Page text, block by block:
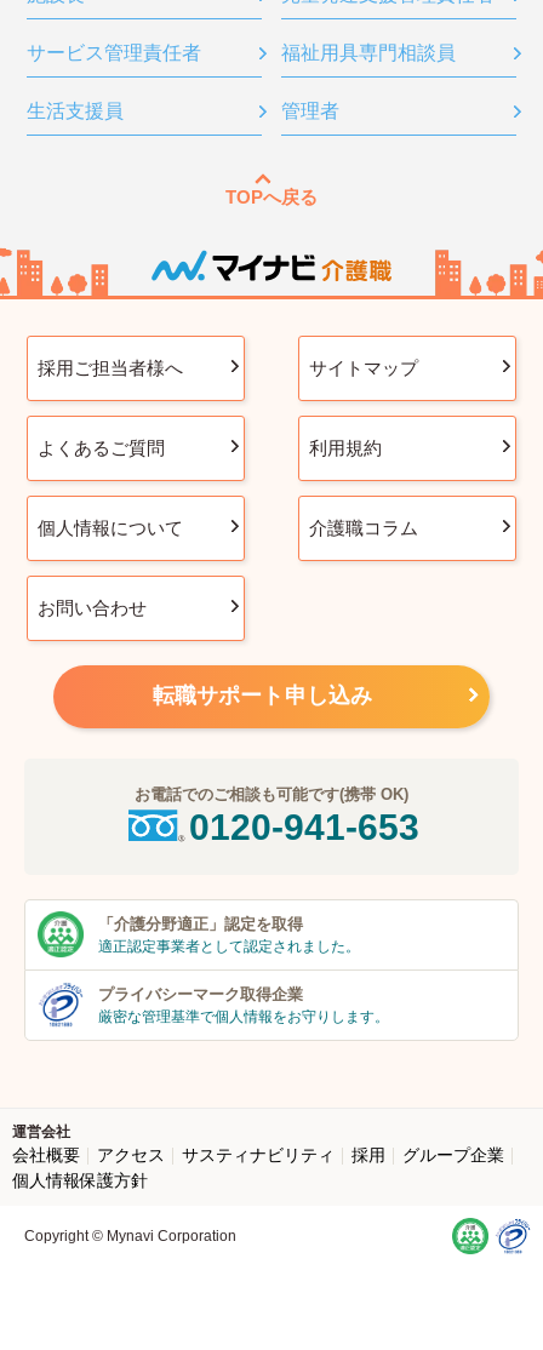
サービス管理責任者 福祉用具専門相談員
生活支援員 管理者
TOPへ戻る
採用ご担当者様へ サイトマップ
よくあるご質問 利用規約
個人情報について 介護職コラム
お問い合わせ
転職サポート申し込み
お電話でのご相談も可能です(携帯 OK)
0120-941-653
「介護分野適正」 認定を取得
適正認定事業者として認定されました。
プライバシーマーク取得企業
厳密な管理基準で個人情報をお守りします。
運営会社
会社概要 アクセス サスティナビリティ 採用
グループ企業
個人情報保護方針
Copyright © Mynavi Corporation